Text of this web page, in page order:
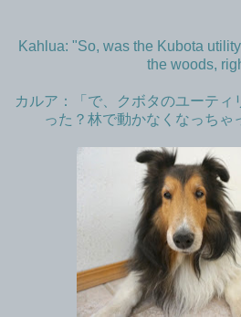
Kahlua: "So, was the Kubota
the woods,
カルア：「で、クボタのユーティ
った？林で動かなくなっちゃ